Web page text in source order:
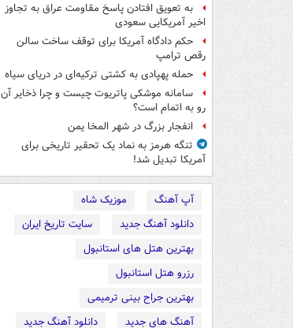
به تعویق افتادن پاسخ مقاومت عراق به تجاوز
اخیر آمریکایی سعودی
حکم دادگاه آمریکا برای توقف ساخت سالن
رقص ترامپ
حمله پهپادی به کشتی ترکیه‌ای در دریای سیاه
سامانه موشکی پاتریوت چیست و چرا ذخایر آن
رو به اتمام است؟
انفجار بزرگ در شهر المخا یمن
تنگه هرمز به نماد یک تحقیر تاریخی برای
آمریکا تبدیل شد!
آپ آهنگ
موزیک شاه
دانلود آهنگ جدید
سایت تاریخ ایران
بهترین هتل های استانبول
رزرو هتل استانبول
بهترین جراح بینی ترمیمی
آهنگ های جدید
دانلود آهنگ جدید